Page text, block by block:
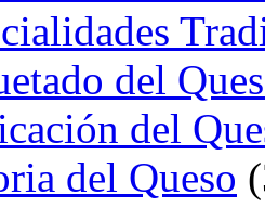
del
del
del Queso